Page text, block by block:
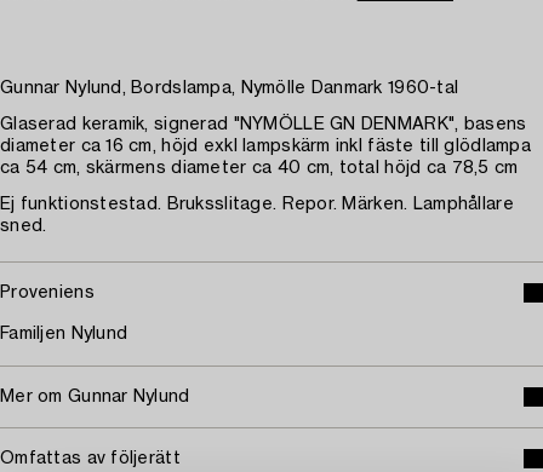
Gunnar Nylund, Bordslampa, Nymölle Danmark 1960-tal
Glaserad keramik, signerad "NYMÖLLE GN DENMARK", basens
diameter ca 16 cm, höjd exkl lampskärm inkl fäste till glödlampa
ca 54 cm, skärmens diameter ca 40 cm, total höjd ca 78,5 cm
Ej funktionstestad. Bruksslitage. Repor. Märken. Lamphållare
sned.
Proveniens
Familjen Nylund
Mer om Gunnar Nylund
Omfattas av följerätt